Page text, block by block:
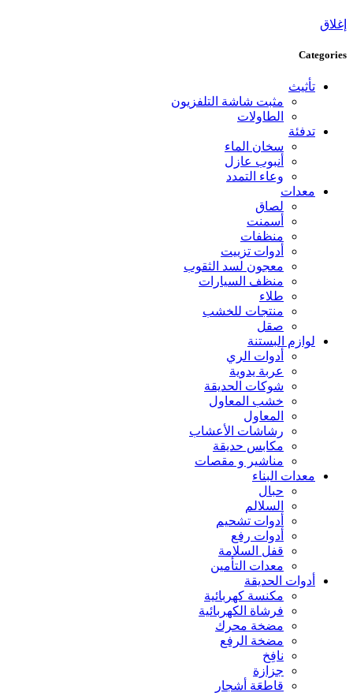
إغلاق
Categories
تأثيث
مثبت شاشة التلفزيون
الطاولات
تدفئة
سخان الماء
أنبوب عازل
وعاء التمدد
معدات
لصاق
أسمنت
منظفات
أدوات تزييت
معجون لسد الثقوب
منظف السيارات
طلاء
منتجات للخشب
صقل
لوازم البستنة
أدوات الري
عربة يدوية
شوكات الحديقة
خشب المعاول
المعاول
رشاشات الأعشاب
مكابس حديقة
مناشير و مقصات
معدات البناء
حبال
السلالم
أدوات تشحيم
أدوات رفع
قفل السلامة
معدات التأمين
أدوات الحديقة
مكنسة كهربائية
فرشاة الكهربائية
مضخة محرك
مضخة الرفع
نافِخ
جزازة
قاطعَة أشجار